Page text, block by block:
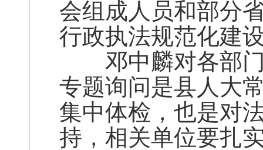
会组成人员和部分
行政执法规范化建
邓中麟对各部门
专题询问是县人大
集中体检，也是对
持，相关单位要扎